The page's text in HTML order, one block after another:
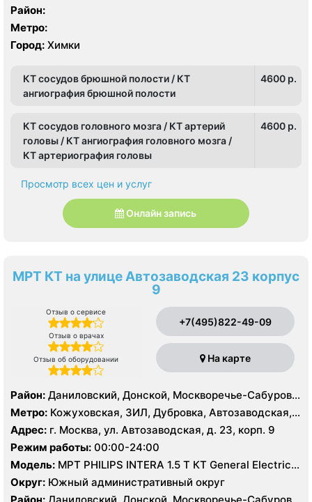
Район:
Метро:
Город: Химки
КТ сосудов брюшной полости / КТ
ангиография брюшной полости
4600 p.
КТ сосудов головного мозга / КТ артерий
головы / КТ ангиография головного мозга /
КТ артериография головы
4600 p.
Просмотр всех цен и услуг
Онлайн запись
МРТ КТ на улице Автозаводская 23 корпус
9
Отзыв о сервисе
Отзыв о врачах
Отзыв об оборудовании
+7(495)822-49-09
На карте
Район: Даниловский, Донской, Москворечье-Сабурово,
Нагатино-Садовники, Нагатинский Затон, Нагорный
Метро: Кожуховская, ЗИЛ, Дубровка, Автозаводская,
Нагатинская, Технопарк, Тульская, Угрешская
Адрес: г. Москва, ул. Автозаводская, д. 23, корп. 9
Режим работы: 00:00-24:00
Модель: МРТ PHILIPS INTERA 1.5 T КТ General Electric
LIGHT SPEED 64 среза
Округ: Южный административный округ
Район: Даниловский, Донской, Москворечье-Сабурово,